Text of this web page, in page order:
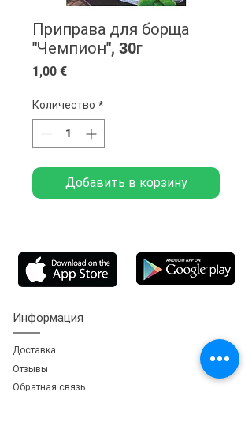
Приправа для борща
"Чемпион", 30г
1,00 €Цена
Количество *
Добавить в корзину
Информация
Доставка
Отзывы
Обратная связь